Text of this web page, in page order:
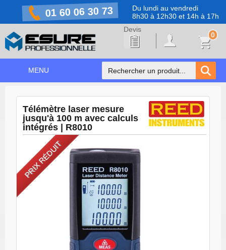
01 60 06 30 73
Du lundi au vendredi
8h30 à 12h30 et 14h à 17h
0
MENU
NOS PRODUITS
NOS MARQUES
NOS PROMOTIONS
PRÉVENTION COVID-19
CONTACT
Télémètre laser mesure
jusqu'à 100 m avec calculs
intégrés | R8010
PRIX RÉDUIT